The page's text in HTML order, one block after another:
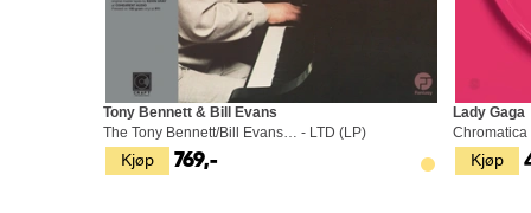
Kjøp
Tony Bennett & Bill Evans
The Tony Bennett/Bill Evans… - LTD (LP)
769,- Kjøp
Lady Gaga
Chromatica